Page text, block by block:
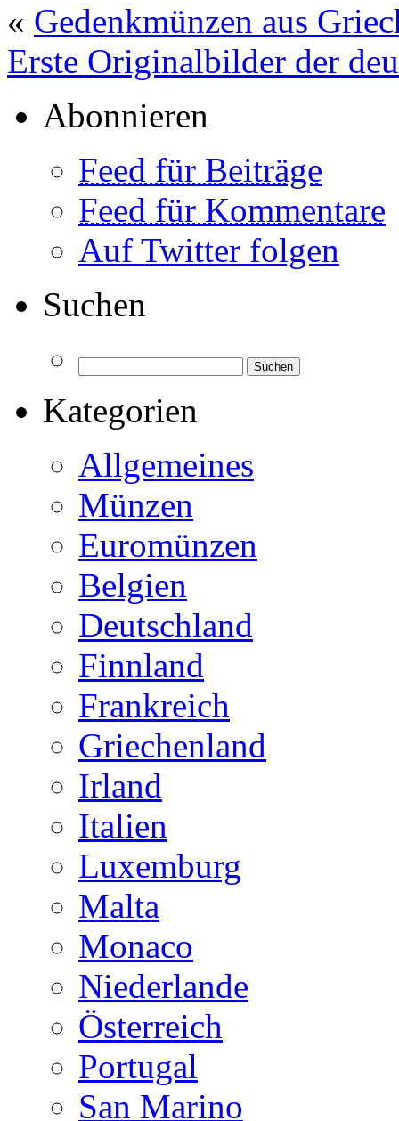
« Gedenkmünzen aus
Erste Originalbilder der
Abonnieren
Feed für Beiträge
Feed für Kommentare
Auf Twitter folgen
Suchen
Kategorien
Allgemeines
Münzen
Euromünzen
Belgien
Deutschland
Finnland
Frankreich
Griechenland
Irland
Italien
Luxemburg
Malta
Monaco
Niederlande
Österreich
Portugal
San Marino